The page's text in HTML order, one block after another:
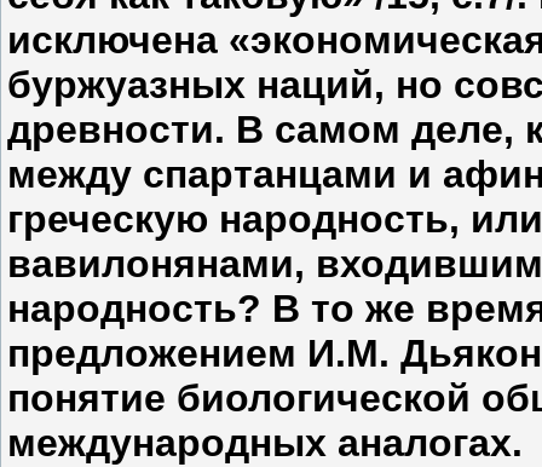
исключена
буржуазных наций, но
древности. В самом деле,
между спартанцами и
греческую народность,
вавилонянами,
народность? В то же
предложением И.М.
понятие биологической
международных аналогах.